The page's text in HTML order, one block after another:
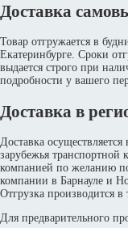
Доставка
Товар отгружается в
Екатеринбурге. Сроки
выдается строго при
подробности у вашего
Доставка в
Доставка
зарубежья
компанией по желанию
компании в Барнауле и
Отгрузка производится
Для предварительного